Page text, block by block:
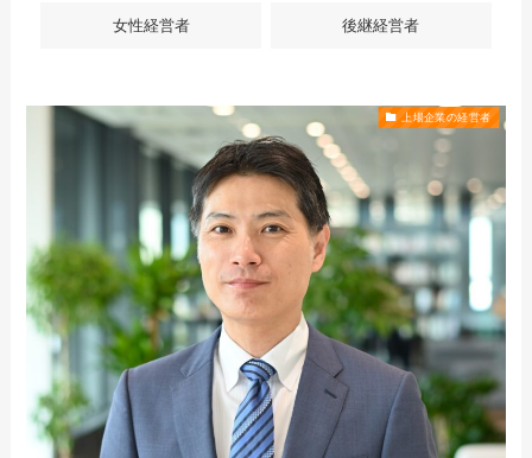
女性経営者 後継経営者
上場企業の経営者